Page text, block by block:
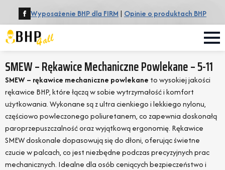
Wyposażenie BHP dla FIRM | Opinie o produktach BHP
SMEW – Rękawice Mechaniczne Powlekane – 5-11
SMEW – rękawice mechaniczne powlekane to wysokiej jakości
rękawice BHP, które łączą w sobie wytrzymałość i komfort
użytkowania. Wykonane są z ultra cienkiego i lekkiego nylonu,
częściowo powleczonego poliuretanem, co zapewnia doskonałą
paroprzepuszczalność oraz wyjątkową ergonomię. Rękawice
SMEW doskonale dopasowują się do dłoni, oferując świetne
czucie w palcach, co jest niezbędne podczas precyzyjnych prac
mechanicznych. Idealne dla osób ceniących bezpieczeństwo i